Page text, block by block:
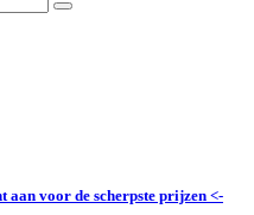
aan voor de scherpste prijzen <-